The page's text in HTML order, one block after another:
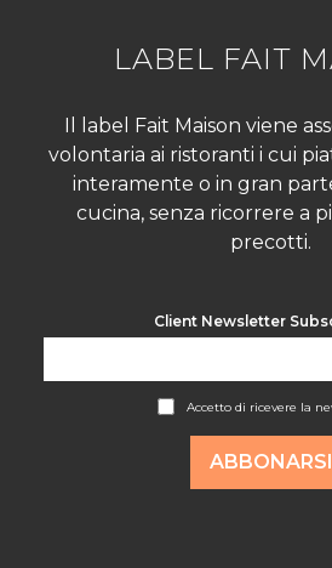
LABEL FAIT
Il label Fait Maison viene
volontaria ai ristoranti i cui
interamente o in gran
cucina, senza ricorrere a
precotti.
Client Newsletter
Accetto di ricevere la
ABBONARSI